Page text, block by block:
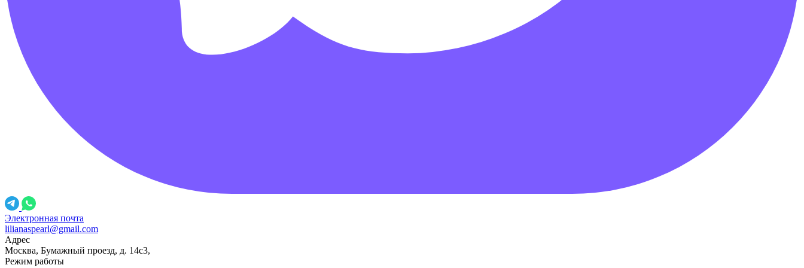
Электронная почта
lilianaspearl@gmail.com
Адрес
Москва, Бумажный проезд, д. 14с3,
Режим работы